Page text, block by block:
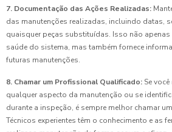
7. Documentação das Ações Realizadas:
das manutenções realizadas, incluindo datas,
quaisquer peças substituídas. Isso não
saúde do sistema, mas também fornece
futuras manutenções.
8. Chamar um Profissional Qualificado: Se
qualquer aspecto da manutenção ou se
durante a inspeção, é sempre melhor chamar
Técnicos experientes têm o conhecimento e as